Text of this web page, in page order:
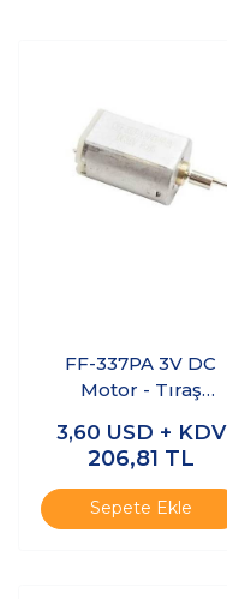
FF-337PA 3V DC
Motor - Tıraş
3,60 USD + KDV
206,81 TL
Sepete Ekle